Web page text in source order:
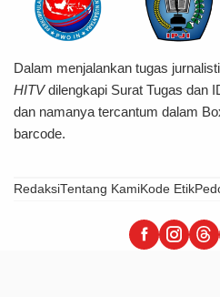
Dalam menjalankan tugas
HITVdilengkapi Surat Tugas dan
dan namanya tercantum dalam
barcode.
RedaksiTentang KamiKode Etik